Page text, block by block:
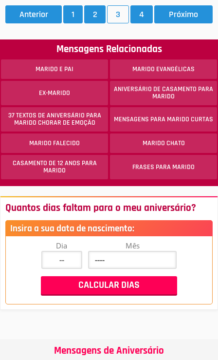
Anterior 1 2 3 4 Próximo
Mensagens Relacionadas
MARIDO E PAI MARIDO EVANGÉLICAS
EX-MARIDO
ANIVERSÁRIO DE CASAMENTO PARA
MARIDO
37 TEXTOS DE ANIVERSÁRIO PARA
MARIDO CHORAR DE EMOÇÃO
MENSAGENS PARA MARIDO CURTAS
MARIDO FALECIDO MARIDO CHATO
CASAMENTO DE 12 ANOS PARA
MARIDO
FRASES PARA MARIDO
Quantos dias faltam para o meu aniversário?
Insira a sua data de nascimento:
Dia Mês
Mensagens de Aniversário